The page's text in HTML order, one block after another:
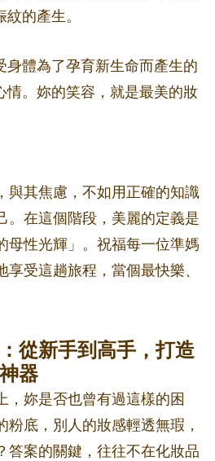
的產生。
身體為了孕育新生命而產生的
情。妳的笑容，就是最美的妝
與其焦慮，不如用正確的知識
。在這個階段，美麗的定義是
母性光輝」。祝福每一位準媽
受這趟旅程，當個最快樂、
從新手到高手，打造
器
，妳是否也曾有過這樣的困
粉底，別人的妝感輕透無瑕，
答案的關鍵，往往不在化妝品